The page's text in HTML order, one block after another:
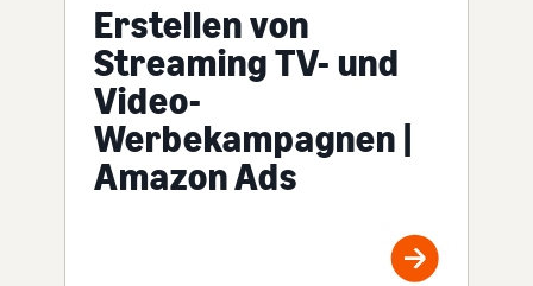
Erstellen von
Streaming TV- und
Video-
Werbekampagnen |
Amazon Ads